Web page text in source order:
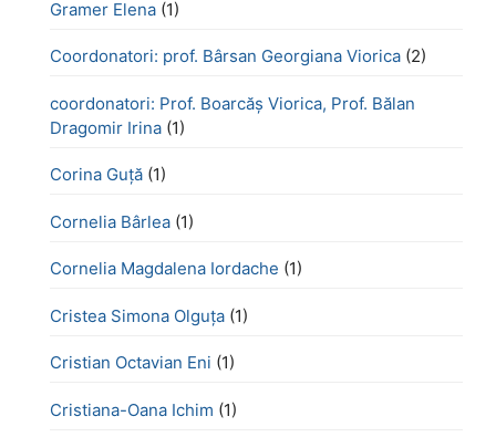
Gramer Elena (1)
Coordonatori: prof. Bârsan Georgiana Viorica (2)
coordonatori: Prof. Boarcăș Viorica, Prof. Bălan
Dragomir Irina (1)
Corina Guță (1)
Cornelia Bârlea (1)
Cornelia Magdalena Iordache (1)
Cristea Simona Olguța (1)
Cristian Octavian Eni (1)
Cristiana-Oana Ichim (1)